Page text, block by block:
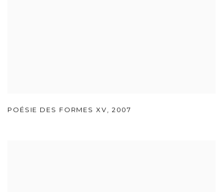
POÉSIE DES FORMES XV, 2007